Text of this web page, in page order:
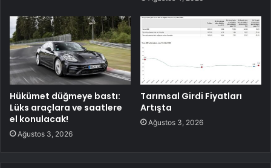
Hükümet düğmeye bastı:
Lüks araçlara ve saatlere
el konulacak!
Ağustos 3, 2026
Tarımsal Girdi Fiyatları
Artışta
Ağustos 3, 2026